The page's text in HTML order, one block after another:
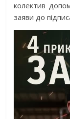
колектив
заяви до